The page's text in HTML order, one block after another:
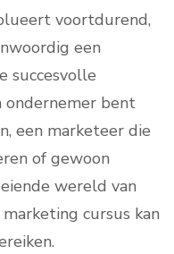
voortdurend,
een
succesvolle
ondernemer bent
een marketeer die
of gewoon
wereld van
cursus kan